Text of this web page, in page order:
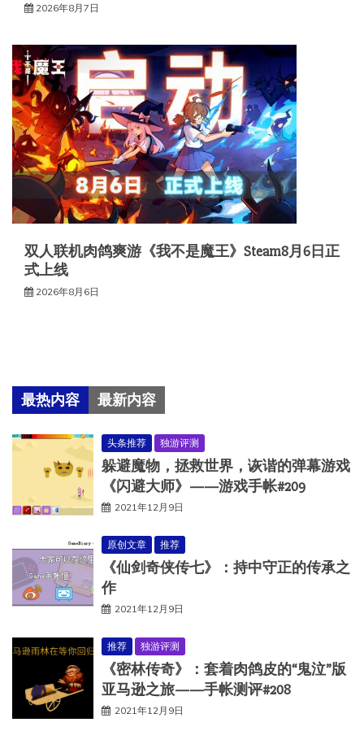
2026年8月7日
双人联机肉鸽爽游《我不是魔王》Steam8月6日正
式上线
2026年8月6日
最热内容 最新内容
头条推荐 独游评测
躲避魔物，拯救世界，诙谐的弹幕游戏
《闪避大师》——游戏手帐#209
2021年12月9日
原创文章 推荐
《仙剑奇侠传七》：持中守正的传承之
作
2021年12月9日
推荐 独游评测
《密林传奇》：套着肉鸽皮的“鬼泣”版
亚马逊之旅——手帐测评#208
2021年12月9日